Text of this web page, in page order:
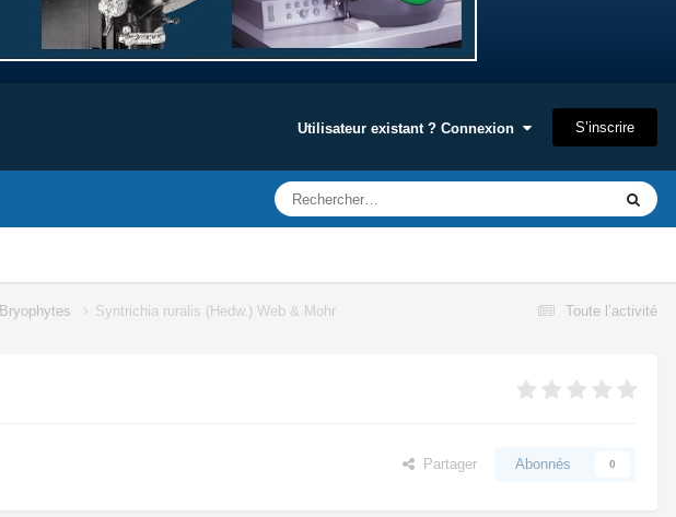
Utilisateur existant ? Connexion S’inscrire
Toute l’activité
Bryophytes Syntrichia ruralis (Hedw.) Web & Mohr
Partager Abonnés 0